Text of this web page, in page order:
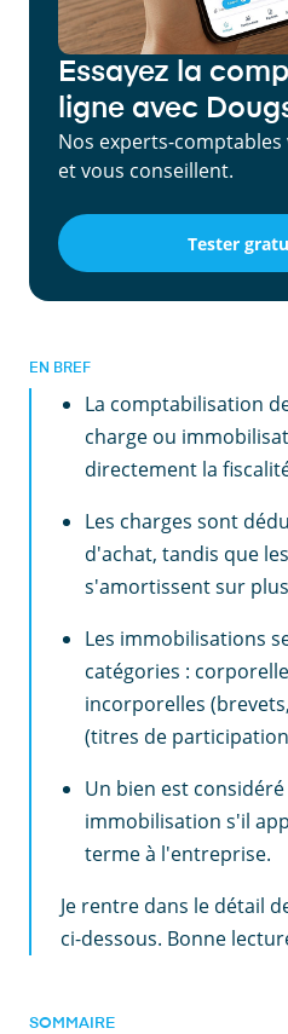
Essayez la
ligne avec
Nos experts-
et vous conseillent.
Tester
EN BREF
La comptabilisation
charge ou
directement la
Les charges sont
d'achat, tandis que
s'amortissent sur
Les immobilisations
catégories :
incorporelles
(titres de
Un bien est
immobilisation s'il
terme à l'entreprise.
Je rentre dans le détail
ci-dessous. Bonne
SOMMAIRE